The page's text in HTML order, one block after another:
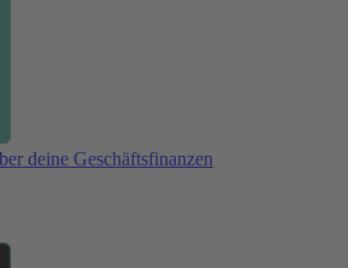
deine Geschäftsfinanzen